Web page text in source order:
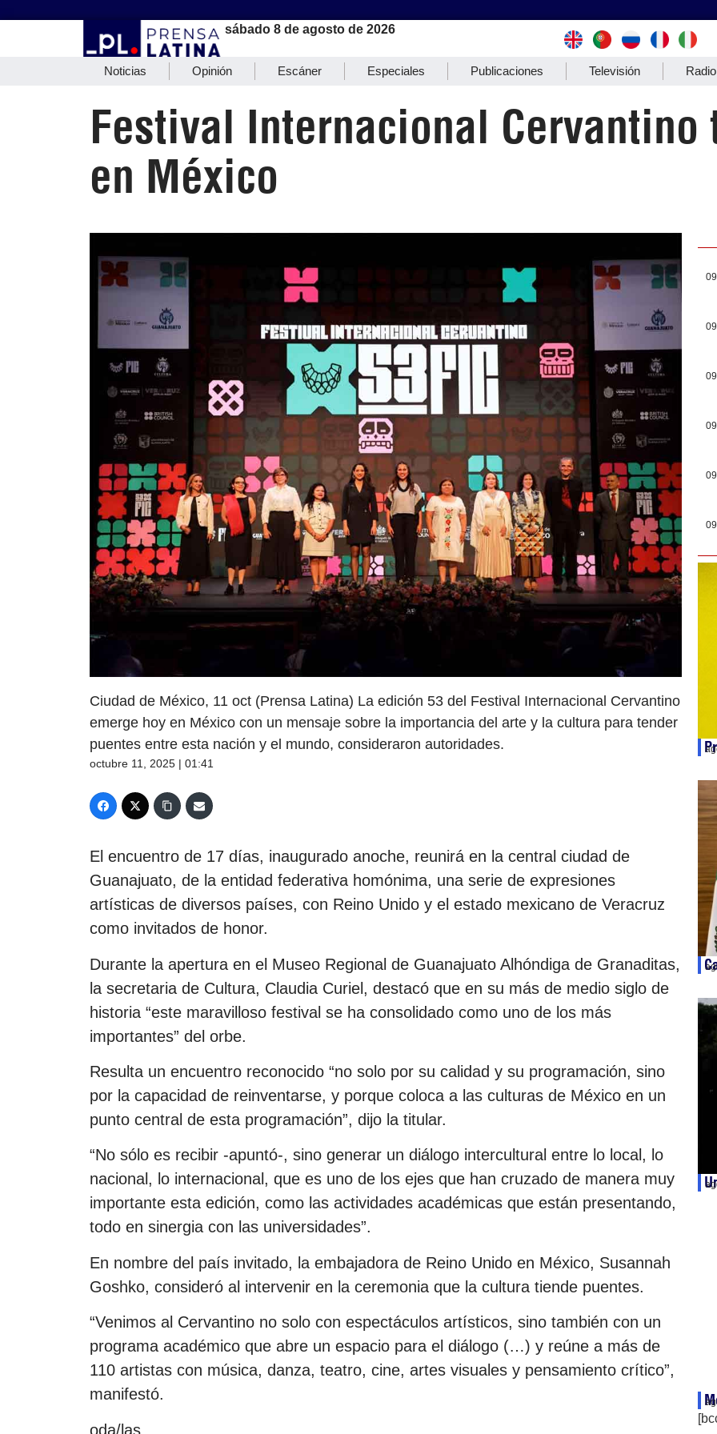
sábado 8 de agosto de 2026
Noticias Opinión Escáner Especiales Publicaciones Televisión Radio
Festival Internacional Cervantino
en México
Ciudad de México, 11 oct (Prensa Latina) La edición 53 del Festival Internacional Cervantino
emerge hoy en México con un mensaje sobre la importancia del arte y la cultura para tender
puentes entre esta nación y el mundo, consideraron autoridades.
octubre 11, 2025 | 01:41
El encuentro de 17 días, inaugurado anoche, reunirá en la central ciudad de
Guanajuato, de la entidad federativa homónima, una serie de expresiones
artísticas de diversos países, con Reino Unido y el estado mexicano de Veracruz
como invitados de honor.
Durante la apertura en el Museo Regional de Guanajuato Alhóndiga de Granaditas,
la secretaria de Cultura, Claudia Curiel, destacó que en su más de medio siglo de
historia “este maravilloso festival se ha consolidado como uno de los más
importantes” del orbe.
Resulta un encuentro reconocido “no solo por su calidad y su programación, sino
por la capacidad de reinventarse, y porque coloca a las culturas de México en un
punto central de esta programación”, dijo la titular.
“No sólo es recibir -apuntó-, sino generar un diálogo intercultural entre lo local, lo
nacional, lo internacional, que es uno de los ejes que han cruzado de manera muy
importante esta edición, como las actividades académicas que están presentando,
todo en sinergia con las universidades”.
En nombre del país invitado, la embajadora de Reino Unido en México, Susannah
Goshko, consideró al intervenir en la ceremonia que la cultura tiende puentes.
“Venimos al Cervantino no solo con espectáculos artísticos, sino también con un
programa académico que abre un espacio para el diálogo (…) y reúne a más de
110 artistas con música, danza, teatro, cine, artes visuales y pensamiento crítico”,
manifestó.
oda/las